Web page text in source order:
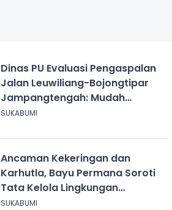
Dinas PU Evaluasi Pengaspalan
Jalan Leuwiliang-Bojongtipar
Jampangtengah: Mudah
Mengelupas
SUKABUMI
Ancaman Kekeringan dan
Karhutla, Bayu Permana Soroti
Tata Kelola Lingkungan
Sukabumi
SUKABUMI